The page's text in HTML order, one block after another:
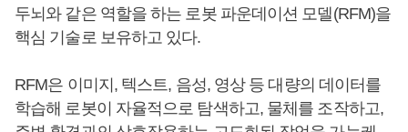
두뇌와 같은 역할을 하는 로봇 파운데이션 모델(RFM)을
핵심 기술로 보유하고 있다.
RFM은 이미지, 텍스트, 음성, 영상 등 대량의 데이터를
학습해 로봇이 자율적으로 탐색하고, 물체를 조작하고,